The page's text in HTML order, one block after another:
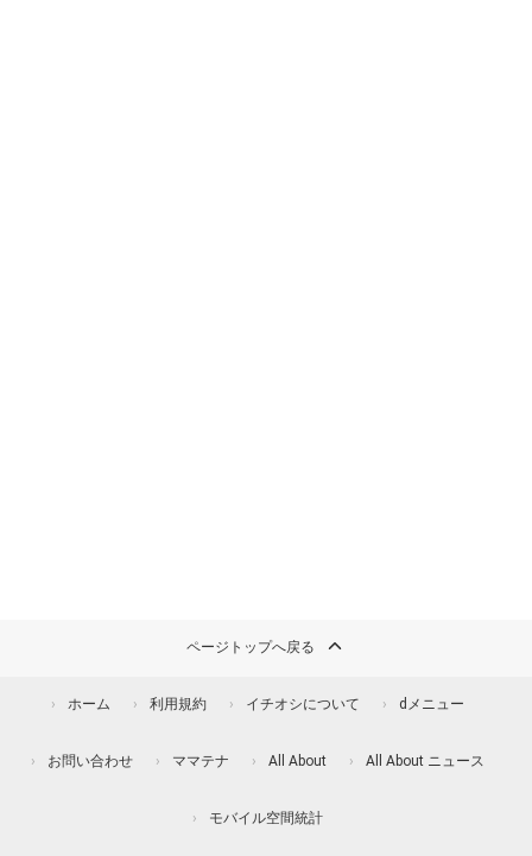
ページトップへ戻る
ホーム 利用規約 イチオシについて dメニュー
お問い合わせ ママテナ All About All About ニュース
モバイル空間統計